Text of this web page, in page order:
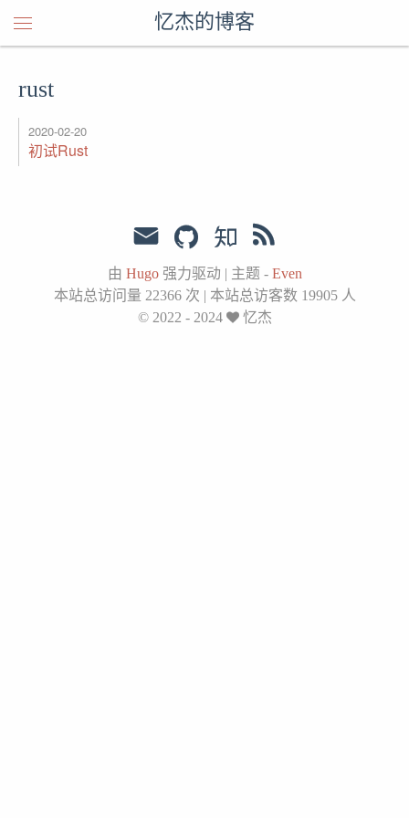
忆杰的博客
rust
2020-02-20
初试Rust
由 Hugo强力驱动 | 主题 - Even
本站总访问量 22366次 | 本站总访客数 19905人
© 2022 - 2024
忆杰